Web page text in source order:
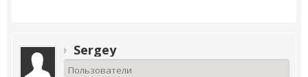
Sergey
Пользователи